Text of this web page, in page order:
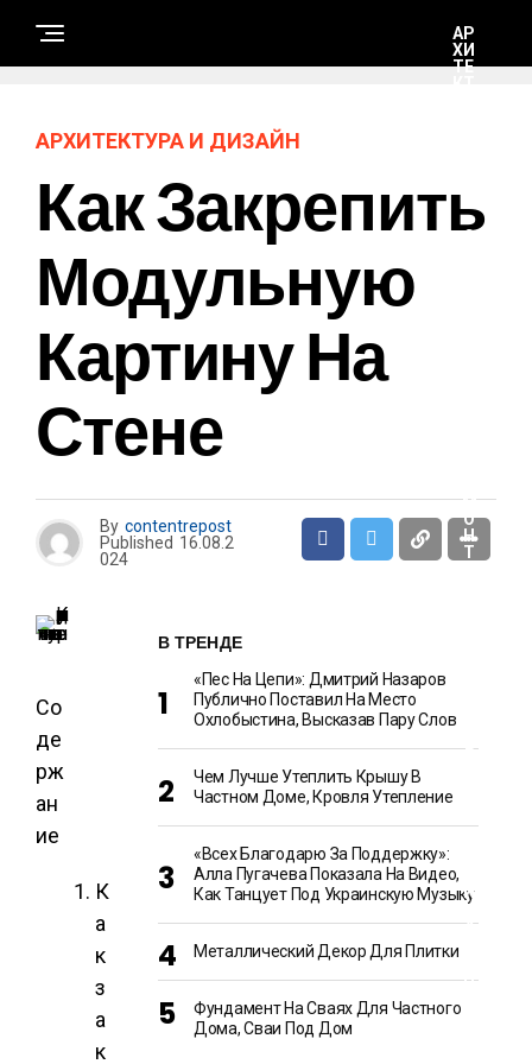
АР
ХИ
ТЕ
С
М
О
Н
Т
Е
И
К
У
АРХИТЕКТУРА И ДИЗАЙН
Как Закрепить
Модульную
Картину На
Стене
By contentrepost
Published 16.08.2
024
Со
де
рж
ан
ие
К
а
к
з
а
к
В ТРЕНДЕ
«Пес На Цепи»: Дмитрий Назаров
Публично Поставил На Место
Охлобыстина, Высказав Пару Слов
Чем Лучше Утеплить Крышу В
Частном Доме, Кровля Утепление
«Всех Благодарю За Поддержку»:
Алла Пугачева Показала На Видео,
Как Танцует Под Украинскую Музыку
Металлический Декор Для Плитки
Фундамент На Сваях Для Частного
Дома, Сваи Под Дом